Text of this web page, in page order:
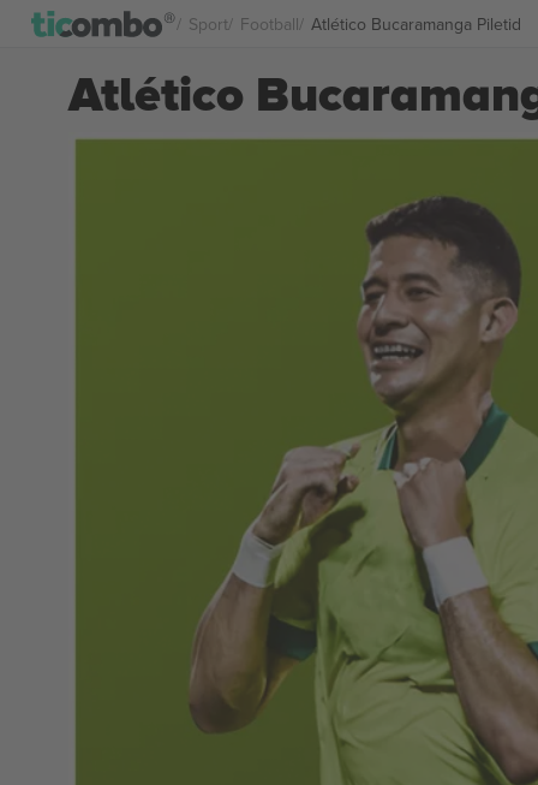
Sport Football Atlético Bucaramanga Piletid
Atlético